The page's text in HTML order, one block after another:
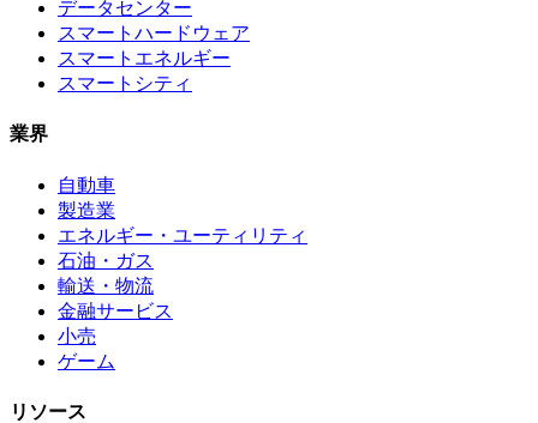
データセンター
スマートハードウェア
スマートエネルギー
スマートシティ
業界
自動車
製造業
エネルギー・ユーティリティ
石油・ガス
輸送・物流
金融サービス
小売
ゲーム
リソース